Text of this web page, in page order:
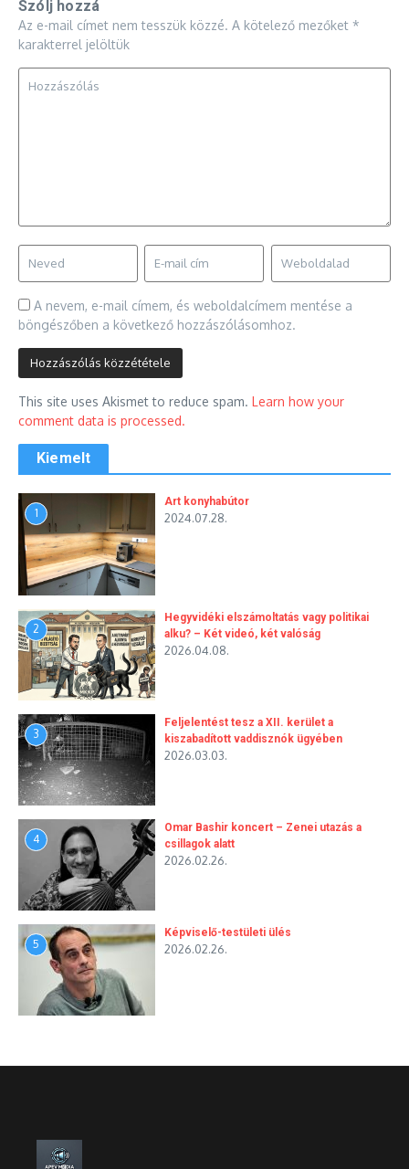
Szólj hozzá
Az e-mail címet nem tesszük közzé. A kötelező mezőket *
karakterrel jelöltük
A nevem, e-mail címem, és weboldalcímem mentése a
böngészőben a következő hozzászólásomhoz.
This site uses Akismet to reduce spam. Learn how your
comment data is processed.
Kiemelt
1
Art konyhabútor
2024.07.28.
2
Hegyvidéki elszámoltatás vagy politikai
alku? – Két videó, két valóság
2026.04.08.
3
Feljelentést tesz a XII. kerület a
kiszabadított vaddisznók ügyében
2026.03.03.
4
Omar Bashir koncert – Zenei utazás a
csillagok alatt
2026.02.26.
5
Képviselő-testületi ülés
2026.02.26.